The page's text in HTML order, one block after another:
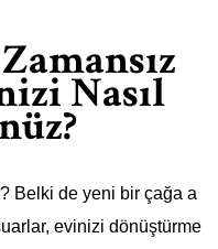
Nasıl
Belki de yeni bir çağa a
evinizi dönüştürme